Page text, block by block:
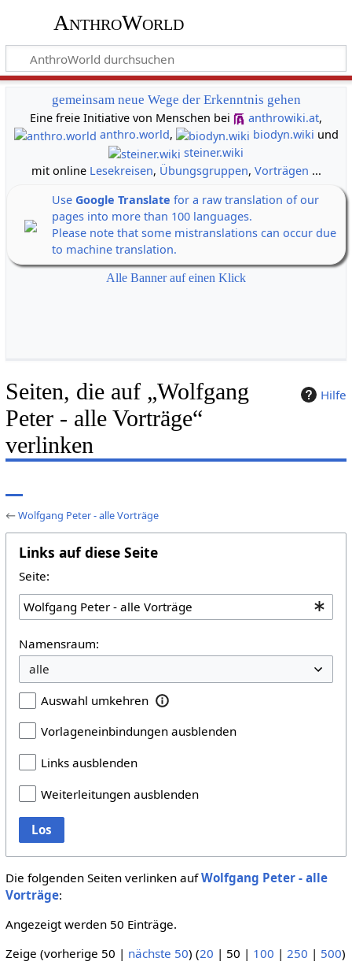
AnthroWorld
gemeinsam neue Wege der Erkenntnis gehen
Eine freie Initiative von Menschen bei
anthrowiki.at,
anthro.world, biodyn.wiki und
steiner.wiki
mit online Lesekreisen, Übungsgruppen, Vorträgen ...
Use Google Translate for a raw translation of our
pages into more than 100 languages.
Please note that some mistranslations can occur due
to machine translation.
Alle Banner auf einen Klick
Hilfe
Seiten, die auf „Wolfgang
Peter - alle Vorträge“
verlinken
←Wolfgang Peter - alle Vorträge
Links auf diese Seite
Seite:
Namensraum:
Auswahl umkehren
Vorlageneinbindungen ausblenden
Links ausblenden
Weiterleitungen ausblenden
Los
Die folgenden Seiten verlinken aufWolfgang Peter - alle
Vorträge:
Angezeigt werden 50 Einträge.
Zeige (vorherige 50 | nächste 50) (20 | 50 | 100 | 250 | 500)